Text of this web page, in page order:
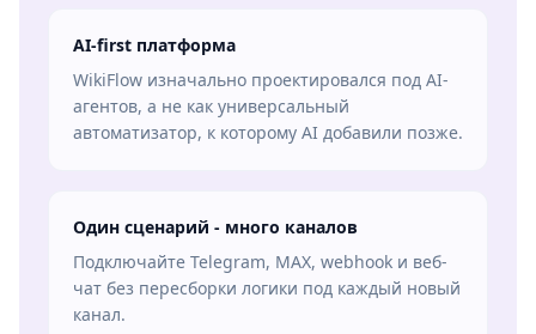
AI-first платформа
WikiFlow изначально проектировался под AI-
агентов, а не как универсальный
автоматизатор, к которому AI добавили позже.
Один сценарий - много каналов
Подключайте Telegram, MAX, webhook и веб-
чат без пересборки логики под каждый новый
канал.